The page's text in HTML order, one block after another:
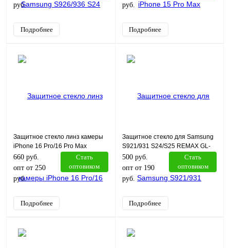
руб.
Подробнее
руб.
Подробнее
Защитное стекло линз камеры
iPhone 16 Pro/16 Pro Max
Remax GL-27 серый
660 руб.
опт от 250
руб.
Стать
оптовиком
Подробнее
Защитное стекло для Samsung
S921/931 S24/S25 REMAX GL-
27
500 руб.
опт от 190
руб.
Стать
оптовиком
Подробнее